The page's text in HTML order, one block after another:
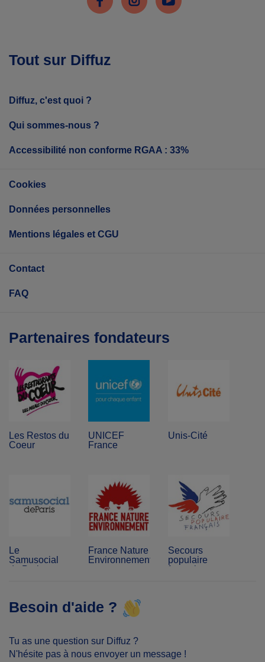
Tout sur Diffuz
Diffuz, c'est quoi ?
Qui sommes-nous ?
Accessibilité non conforme RGAA : 33%
Cookies
Données personnelles
Mentions légales et CGU
Contact
FAQ
Partenaires fondateurs
Les Restos du
Coeur
UNICEF
France
Unis-Cité
Le
Samusocial
de Paris
France Nature
Environnement
Secours
populaire
français
Besoin d'aide ?
Tu as une question sur Diffuz ?
N'hésite pas à nous envoyer un message !